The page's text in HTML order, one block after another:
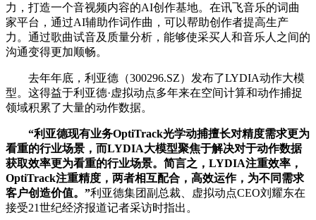
力，打造一个音视频内容的AI创作基地。在讯飞音乐的词曲
家平台，通过AI辅助作词作曲，可以帮助创作者提高生产
力。通过歌曲试音及质量分析，能够使采买人和音乐人之间的
沟通变得更加顺畅。
去年年底，利亚德（300296.SZ）发布了LYDIA动作大模
型。这得益于利亚德·虚拟动点多年来在空间计算和动作捕捉
领域积累了大量的动作数据。
“利亚德现有业务OptiTrack光学动捕擅长对精度需求更为
看重的行业场景，而LYDIA大模型聚焦于解决对于动作数据
获取效率更为看重的行业场景。简言之，LYDIA注重效率，
OptiTrack注重精度，两者相互配合，高效运作，为不同需求
客户创造价值。”利亚德集团副总裁、虚拟动点CEO刘耀东在
接受21世纪经济报道记者采访时指出。